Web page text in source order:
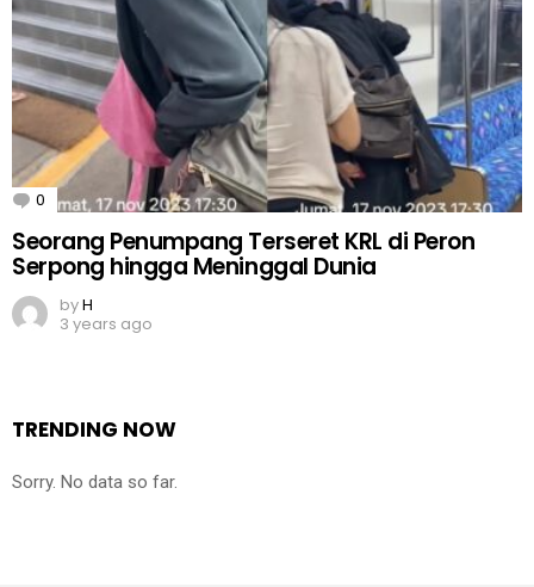
0 Comments
Seorang Penumpang Terseret KRL di Peron
Serpong hingga Meninggal Dunia
byH
3 years ago
TRENDING NOW
Sorry. No data so far.